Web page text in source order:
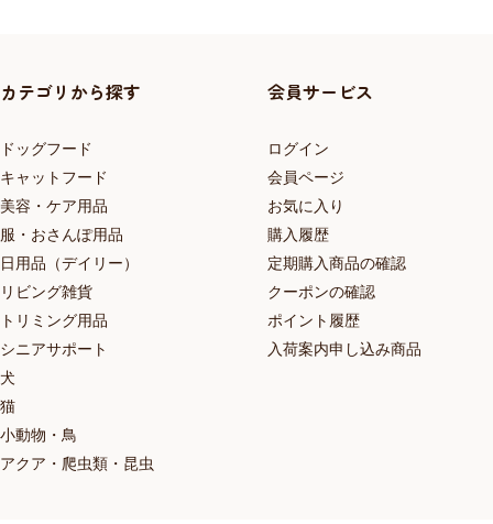
カテゴリから探す
ドッグフード
キャットフード
美容・ケア用品
服・おさんぽ用品
日用品（デイリー）
リビング雑貨
トリミング用品
シニアサポート
犬
猫
小動物・鳥
アクア・爬虫類・昆虫
会員サービス
ログイン
会員ページ
お気に入り
購入履歴
定期購入商品の確認
クーポンの確認
ポイント履歴
入荷案内申し込み商品